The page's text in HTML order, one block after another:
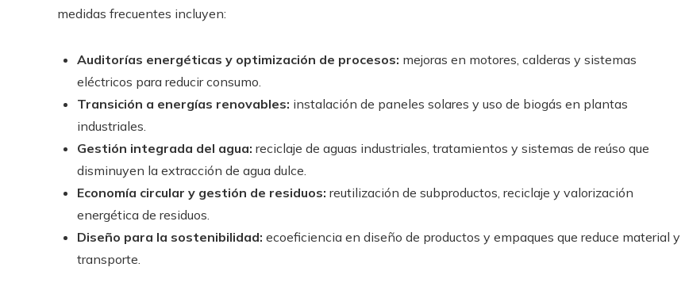
medidas frecuentes incluyen:
Auditorías energéticas y optimización de procesos: mejoras en motores, calderas y sistemas
eléctricos para reducir consumo.
Transición a energías renovables: instalación de paneles solares y uso de biogás en plantas
industriales.
Gestión integrada del agua: reciclaje de aguas industriales, tratamientos y sistemas de reúso que
disminuyen la extracción de agua dulce.
Economía circular y gestión de residuos: reutilización de subproductos, reciclaje y valorización
energética de residuos.
Diseño para la sostenibilidad: ecoeficiencia en diseño de productos y empaques que reduce material y
transporte.